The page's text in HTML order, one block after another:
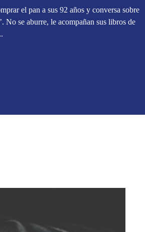
el pan a sus 92 años y conversa sobre
No se aburre, le acompañan sus libros de